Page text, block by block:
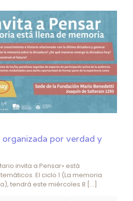
por verdad y
invita a Pensar» está
El ciclo 1 (La memoria
tendrá este miércoles 8 […]